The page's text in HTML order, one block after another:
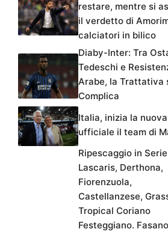
restare, mentre si
il verdetto di
calciatori in bilico
Diaby-Inter: Tra
Tedeschi e
Arabe, la Trattativa
Complica
Italia, inizia la
ufficiale il team di
Ripescaggio in
Lascaris, Derthona,
Fiorenzuola,
Castellanzese,
Tropical Coriano
Festeggiano.